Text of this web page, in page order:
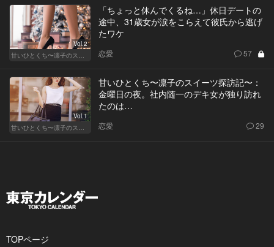
Vol.2
「ちょっと休んでくるね…」休日デートの
途中、31歳女が涙をこらえて彼氏から逃げ
たワケ
恋愛 57
Vol.1
甘いひとくち〜凛子のスイーツ探訪記〜：
金曜日の夜。社内随一のデキ女が独り訪れ
たのは…
恋愛 29
TOPページ